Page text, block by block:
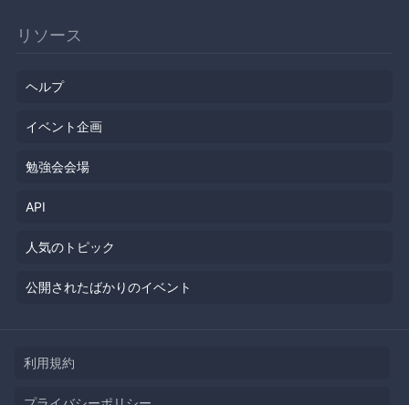
リソース
ヘルプ
イベント企画
勉強会会場
API
人気のトピック
公開されたばかりのイベント
利用規約